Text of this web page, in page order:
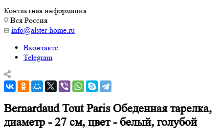
Контактная информация
Вся Россия
info@alster-home.ru
Вконтакте
Telegram
Bernardaud Tout Paris Обеденная тарелка,
диаметр - 27 см, цвет - белый, голубой